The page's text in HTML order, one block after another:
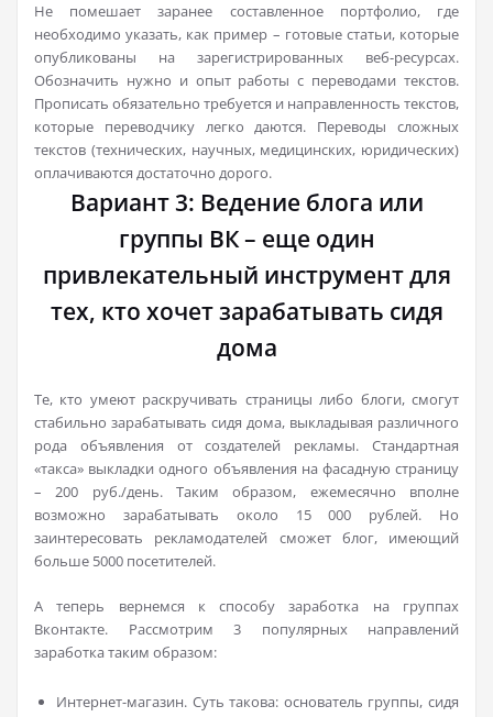
Не помешает заранее составленное портфолио, где
необходимо указать, как пример – готовые статьи, которые
опубликованы на зарегистрированных веб-ресурсах.
Обозначить нужно и опыт работы с переводами текстов.
Прописать обязательно требуется и направленность текстов,
которые переводчику легко даются. Переводы сложных
текстов (технических, научных, медицинских, юридических)
оплачиваются достаточно дорого.
Вариант 3: Ведение блога или
группы ВК – еще один
привлекательный инструмент для
тех, кто хочет зарабатывать сидя
дома
Те, кто умеют раскручивать страницы либо блоги, смогут
стабильно зарабатывать сидя дома, выкладывая различного
рода объявления от создателей рекламы. Стандартная
«такса» выкладки одного объявления на фасадную страницу
– 200 руб./день. Таким образом, ежемесячно вполне
возможно зарабатывать около 15 000 рублей. Но
заинтересовать рекламодателей сможет блог, имеющий
больше 5000 посетителей.
А теперь вернемся к способу заработка на группах
Вконтакте. Рассмотрим 3 популярных направлений
заработка таким образом:
Интернет-магазин. Суть такова: основатель группы, сидя